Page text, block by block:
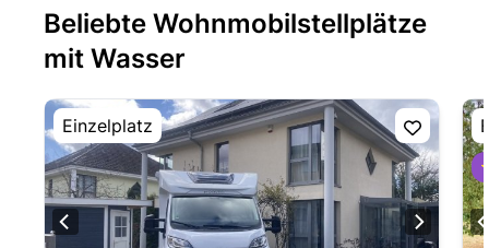
Beliebte Wohnmobilstellplätze
mit Wasser
Einzelplatz